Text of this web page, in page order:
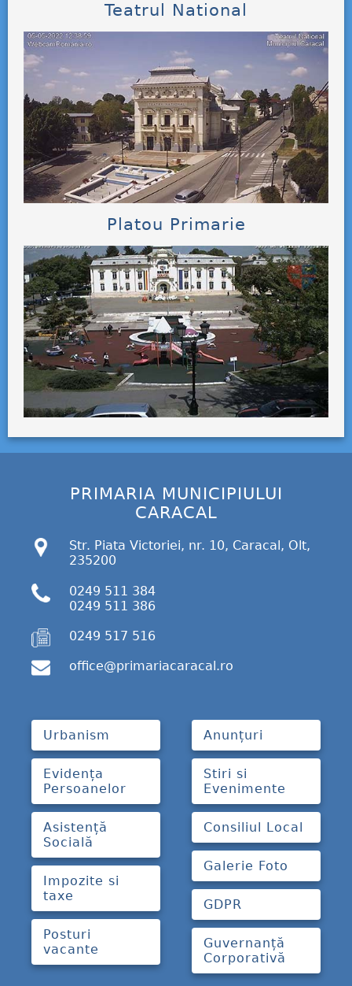
Teatrul National
Platou Primarie
PRIMARIA MUNICIPIULUI
CARACAL
Str. Piata Victoriei, nr. 10, Caracal, Olt,
235200
0249 511 384
0249 511 386
0249 517 516
office@primariacaracal.ro
Urbanism
Evidența
Persoanelor
Asistență
Socială
Impozite si
taxe
Posturi
vacante
Anunțuri
Stiri si
Evenimente
Consiliul Local
Galerie Foto
GDPR
Guvernanță
Corporativă